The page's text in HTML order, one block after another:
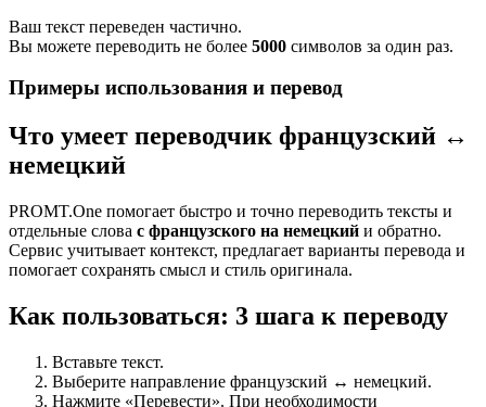
Ваш текст переведен частично.
Вы можете переводить не более 5000 символов за один раз.
Примеры использования и перевод
Что умеет переводчик французский ↔
немецкий
PROMT.One помогает быстро и точно переводить тексты и
отдельные слова с французского на немецкий и обратно.
Сервис учитывает контекст, предлагает варианты перевода и
помогает сохранять смысл и стиль оригинала.
Как пользоваться: 3 шага к переводу
Вставьте текст.
Выберите направление французский ↔ немецкий.
Нажмите «Перевести». При необходимости